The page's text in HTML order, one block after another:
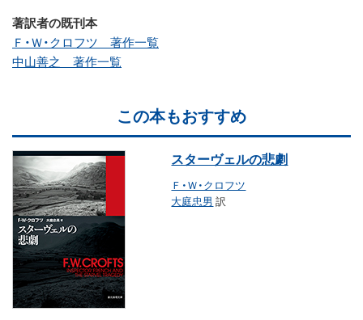
著訳者の既刊本
Ｆ・Ｗ・クロフツ 著作一覧
中山善之 著作一覧
この本もおすすめ
スターヴェルの悲劇
Ｆ・Ｗ・クロフツ
大庭忠男 訳